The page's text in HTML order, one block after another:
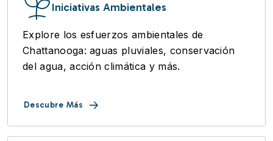
Iniciativas Ambientales
Explore los esfuerzos ambientales de
Chattanooga: aguas pluviales, conservación
del agua, acción climática y más.
Descubre Más